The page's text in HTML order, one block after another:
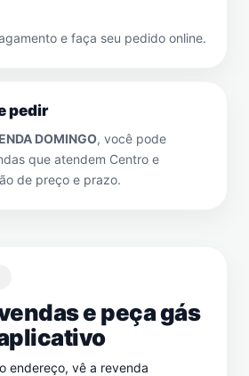
e faça seu pedido online.
pedir
DOMINGO, você pode
que atendem Centro e
de preço e prazo.
e peça gás
endereço, vê a revenda